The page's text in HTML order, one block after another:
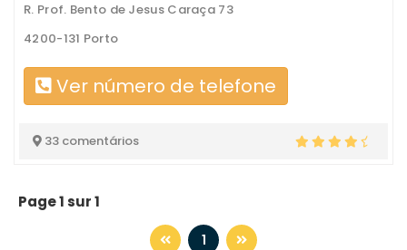
R. Prof. Bento de Jesus Caraça 73
4200-131 Porto
Ver número de telefone
33 comentários
Page 1 sur 1
1